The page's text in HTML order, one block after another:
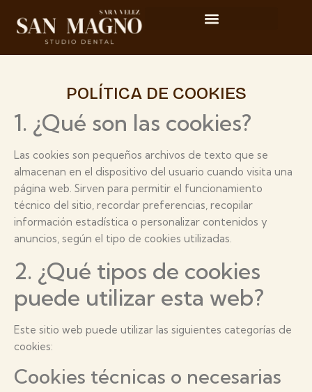
POLÍTICA DE COOKIES
1. ¿Qué son las cookies?
Las cookies son pequeños archivos de texto que se
almacenan en el dispositivo del usuario cuando visita una
página web. Sirven para permitir el funcionamiento
técnico del sitio, recordar preferencias, recopilar
información estadística o personalizar contenidos y
anuncios, según el tipo de cookies utilizadas.
2. ¿Qué tipos de cookies
puede utilizar esta web?
Este sitio web puede utilizar las siguientes categorías de
cookies:
Cookies técnicas o necesarias